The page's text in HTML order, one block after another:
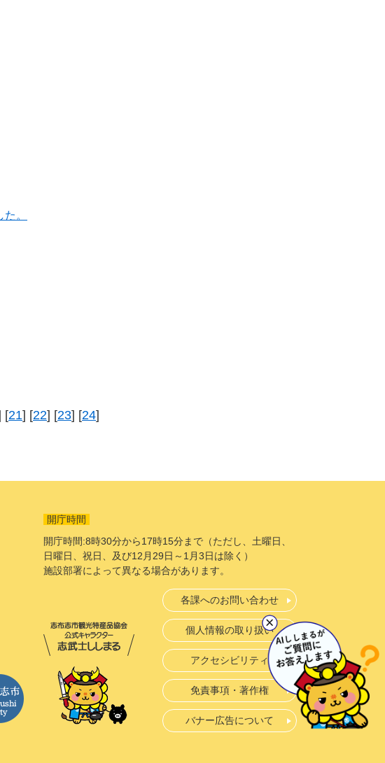
。
[21] [22] [23] [24]
開庁時間
開庁時間:8時30分から17時15分まで（ただし、土曜日、
日曜日、祝日、及び12月29日～1月3日は除く）
施設部署によって異なる場合があります。
各課へのお問い合わせ
個人情報の取り扱い
アクセシビリティ
免責事項・著作権
バナー広告について